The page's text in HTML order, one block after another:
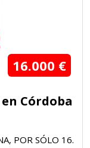
16.000 €
Córdoba
POR SÓLO 16.